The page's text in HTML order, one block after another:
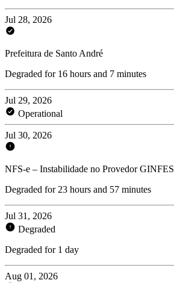
Jul 28, 2026
Prefeitura de Santo André
Degraded for 16 hours and 7 minutes
Jul 29, 2026
Operational
Jul 30, 2026
NFS-e – Instabilidade no Provedor GINFES
Degraded for 23 hours and 57 minutes
Jul 31, 2026
Degraded
Degraded for 1 day
Aug 01, 2026